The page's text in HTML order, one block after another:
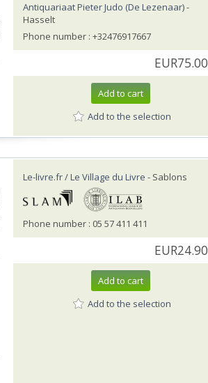
Antiquariaat Pieter Judo (De Lezenaar)-
Hasselt
Phone number : +32476917667
EUR75.00
Add to cart
Add to the selection
Le-livre.fr / Le Village du Livre - Sablons
Phone number : 05 57 411 411
EUR24.90
Add to cart
Add to the selection